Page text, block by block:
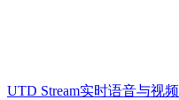
UTD Stream实时语音与视频